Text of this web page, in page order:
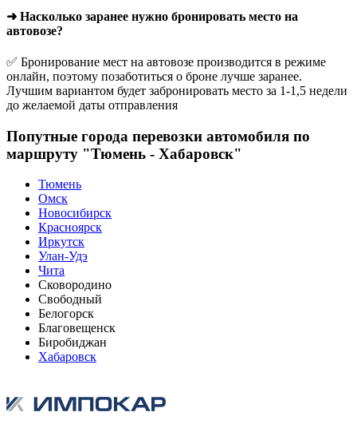
➜ Насколько заранее нужно бронировать место на
автовозе?
✅ Бронирование мест на автовозе производится в режиме
онлайн, поэтому позаботиться о броне лучше заранее.
Лучшим вариантом будет забронировать место за 1-1,5 недели
до желаемой даты отправления
Попутные города перевозки автомобиля по
маршруту "Тюмень - Хабаровск"
Тюмень
Омск
Новосибирск
Красноярск
Иркутск
Улан-Удэ
Чита
Сковородино
Свободный
Белогорск
Благовещенск
Биробиджан
Хабаровск